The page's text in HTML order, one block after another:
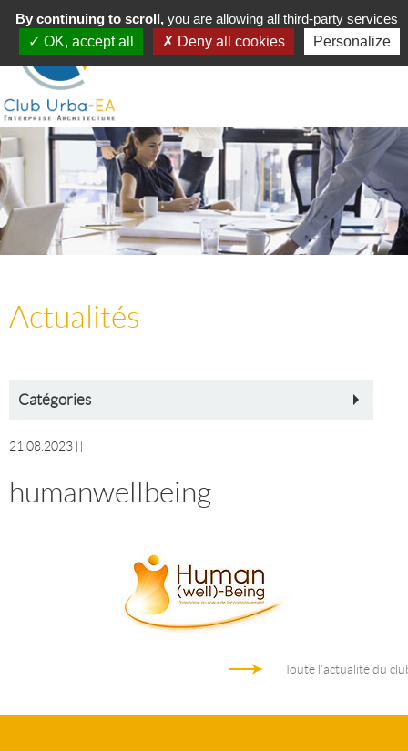
Toggle
navigation
MENU
Actualités
Catégories
21.08.2023
humanwellbeing
Toute l'actualité du
By continuing to scroll,you are allowing all third-party services
OK, accept all
Deny all cookies Personalize